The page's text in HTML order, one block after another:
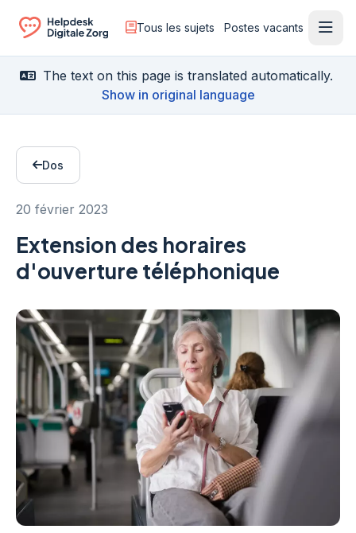
Ga naar de homepagina
Tous les sujets Postes vacants
The text on this page is translated automatically.
Show in original language
Dos
20 février 2023
Extension des horaires
d'ouverture téléphonique